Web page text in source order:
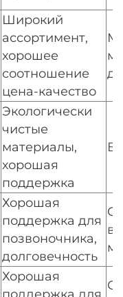
Широкий
ассортимент,
хорошее
соотношение
цена-качество
Экологически
чистые
материалы,
хорошая
поддержка
Хорошая
поддержка для
позвоночника,
долговечность
Хорошая
поддержка для